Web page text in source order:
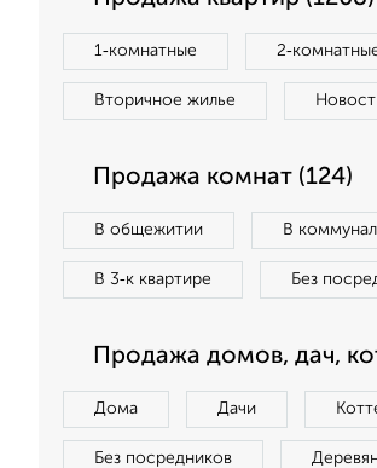
1‑комнатные
Вторичное жилье
Продажа комнат (124)
В общежитии В
В 3‑к квартире Без
Продажа домов, дач,
Дома Дачи
Без посредников